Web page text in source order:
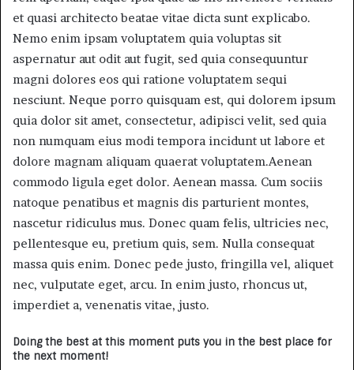
et quasi architecto beatae vitae dicta sunt explicabo.
Nemo enim ipsam voluptatem quia voluptas sit
aspernatur aut odit aut fugit, sed quia consequuntur
magni dolores eos qui ratione voluptatem sequi
nesciunt. Neque porro quisquam est, qui dolorem ipsum
quia dolor sit amet, consectetur, adipisci velit, sed quia
non numquam eius modi tempora incidunt ut labore et
dolore magnam aliquam quaerat voluptatem.Aenean
commodo ligula eget dolor. Aenean massa. Cum sociis
natoque penatibus et magnis dis parturient montes,
nascetur ridiculus mus. Donec quam felis, ultricies nec,
pellentesque eu, pretium quis, sem. Nulla consequat
massa quis enim. Donec pede justo, fringilla vel, aliquet
nec, vulputate eget, arcu. In enim justo, rhoncus ut,
imperdiet a, venenatis vitae, justo.
Doing the best at this moment puts you in the best place for
the next moment!